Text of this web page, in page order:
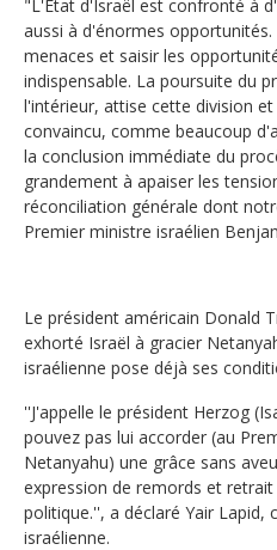
"L'État d'Israël est confronté à
aussi à d'énormes
menaces et saisir les
indispensable. La poursuite du
l'intérieur, attise cette division et
convaincu, comme beaucoup
la conclusion immédiate du
grandement à apaiser les
réconciliation générale dont
Premier ministre israélien
Le président américain Donald
exhorté Israël à gracier
israélienne pose déjà ses
''J'appelle le président Herzog
pouvez pas lui accorder (au
Netanyahu) une grâce sans
expression de remords et
politique.'', a déclaré Yair Lapid,
israélienne.